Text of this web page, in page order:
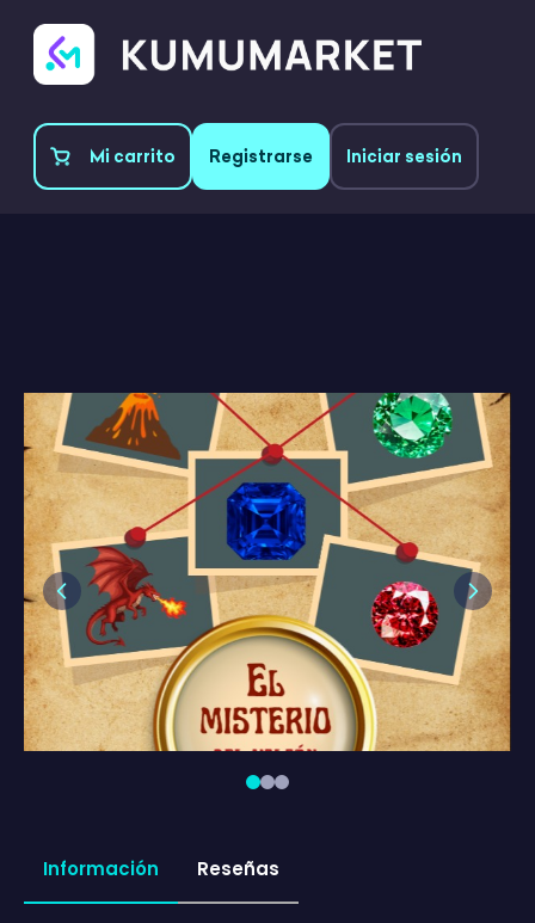
Mi carrito Registrarse Iniciar sesión
Previous Next
Información Reseñas